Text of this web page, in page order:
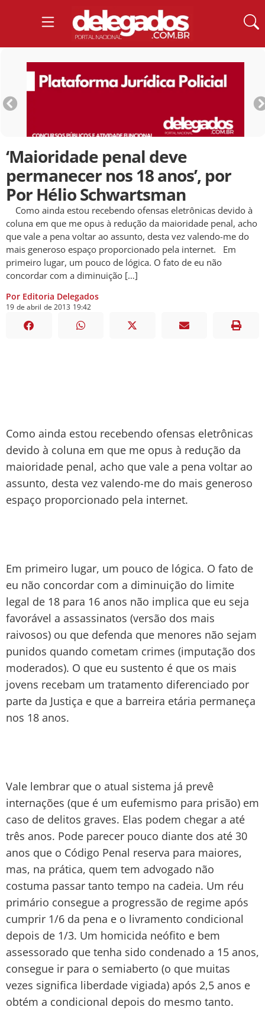
‘Maioridade penal deve
permanecer nos 18 anos’, por
Por Hélio Schwartsman
Como ainda estou recebendo ofensas eletrônicas devido à
coluna em que me opus à redução da maioridade penal, acho
que vale a pena voltar ao assunto, desta vez valendo-me do
mais generoso espaço proporcionado pela internet. Em
primeiro lugar, um pouco de lógica. O fato de eu não
concordar com a diminuição […]
Por Editoria Delegados
19 de abril de 2013 19:42
Como ainda estou recebendo ofensas eletrônicas
devido à coluna em que me opus à redução da
maioridade penal, acho que vale a pena voltar ao
assunto, desta vez valendo-me do mais generoso
espaço proporcionado pela internet.
Em primeiro lugar, um pouco de lógica. O fato de
eu não concordar com a diminuição do limite
legal de 18 para 16 anos não implica que eu seja
favorável a assassinatos (versão dos mais
raivosos) ou que defenda que menores não sejam
punidos quando cometam crimes (imputação dos
moderados). O que eu sustento é que os mais
jovens recebam um tratamento diferenciado por
parte da Justiça e que a barreira etária permaneça
nos 18 anos.
Vale lembrar que o atual sistema já prevê
internações (que é um eufemismo para prisão) em
caso de delitos graves. Elas podem chegar a até
três anos. Pode parecer pouco diante dos até 30
anos que o Código Penal reserva para maiores,
mas, na prática, quem tem advogado não
costuma passar tanto tempo na cadeia. Um réu
primário consegue a progressão de regime após
cumprir 1/6 da pena e o livramento condicional
depois de 1/3. Um homicida neófito e bem
assessorado que tenha sido condenado a 15 anos,
consegue ir para o semiaberto (o que muitas
vezes significa liberdade vigiada) após 2,5 anos e
obtém a condicional depois do mesmo tanto.